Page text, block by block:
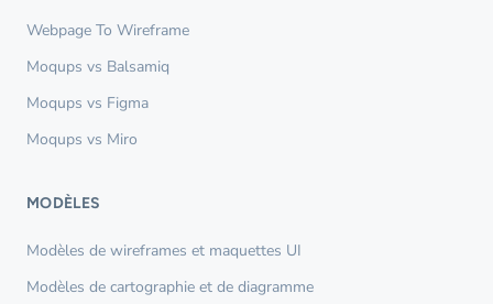
Webpage To Wireframe
Moqups vs Balsamiq
Moqups vs Figma
Moqups vs Miro
MODÈLES
Modèles de wireframes et maquettes UI
Modèles de cartographie et de diagramme